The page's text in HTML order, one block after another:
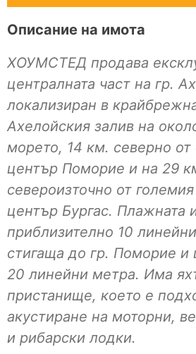
Описание на имота
ХОУМСТЕД продава
централната част на гр.
локализиран в
Ахелойския залив на
морето, 14 км. северно
център Поморие и на 29
североизточно от
център Бургас. Плажната
приблизително 10
стигаща до гр. Поморие и
20 линейни метра. Има
пристанище, което е
акустиране на моторни,
и рибарски лодки.